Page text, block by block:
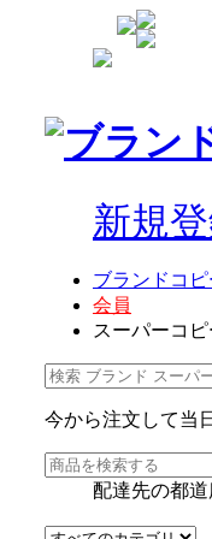
新規
ブランドコ
会員
スーパーコ
今から注文して当
配達先の都道